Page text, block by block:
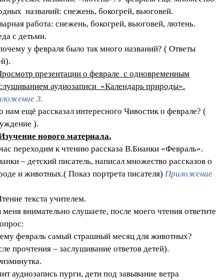
названий: снежень, бокогрей, вьюговей.
работа: снежень, бокогрей, вьюговей, лютень.
с детьми.
у февраля было так много названий? ( Ответы
презентации о феврале с одновременным
аудиозаписи «Календарь природы».
3.
нам ещё рассказал интересного Чивостик о феврале? (
).
нового материала.
переходим к чтению рассказа В.Бианки «Февраль».
– детский писатель, написал множество рассказов о
и животных.( Показ портрета писателя)Приложение
текста учителем.
внимательно слушаете, после моего чтения ответите
февраль самый страшный месяц для животных?
прочтения – заслушивание ответов детей).
аудиозапись пурги, дети под завывание ветра